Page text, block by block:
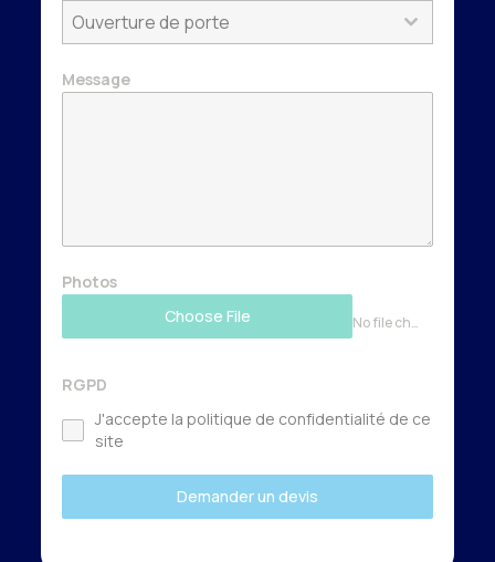
Ouverture de porte
Message
Photos
Choose File
No file chosen
RGPD
J'accepte la politique de confidentialité de ce
site
Demander un devis